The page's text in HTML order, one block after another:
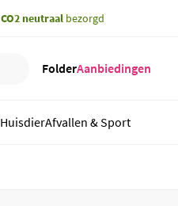
CO2 neutraal bezorgd
FolderAanbiedingen
HuisdierAfvallen & Sport